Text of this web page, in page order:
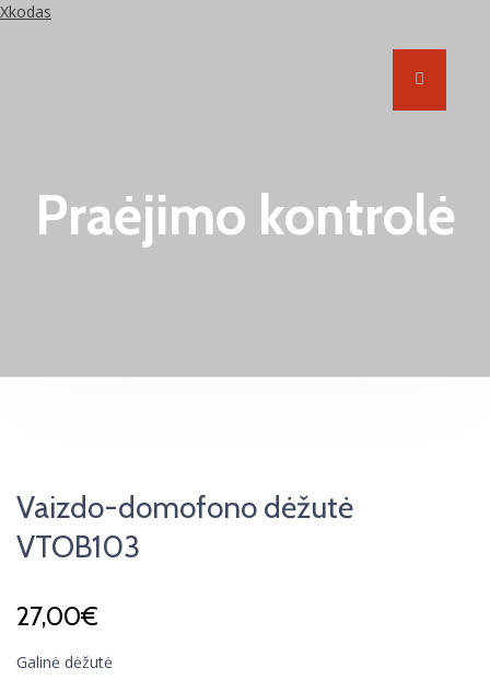
Xkodas
Praėjimo kontrolė
Vaizdo-domofono dėžutė
VTOB103
27,00€
Galinė dėžutė